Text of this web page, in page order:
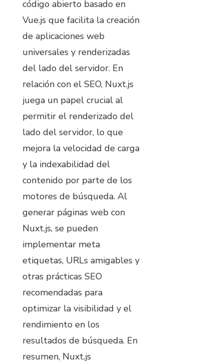
código abierto basado en
Vue.js que facilita la creación
de aplicaciones web
universales y renderizadas
del lado del servidor. En
relación con el SEO, Nuxt.js
juega un papel crucial al
permitir el renderizado del
lado del servidor, lo que
mejora la velocidad de carga
y la indexabilidad del
contenido por parte de los
motores de búsqueda. Al
generar páginas web con
Nuxt.js, se pueden
implementar meta
etiquetas, URLs amigables y
otras prácticas SEO
recomendadas para
optimizar la visibilidad y el
rendimiento en los
resultados de búsqueda. En
resumen, Nuxt.js